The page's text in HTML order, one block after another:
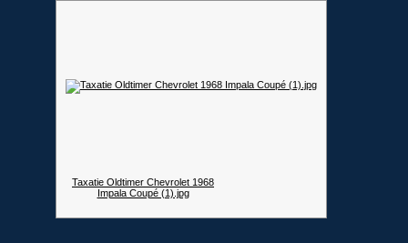
Taxatie Oldtimer Chevrolet 1968
Impala Coupé (1).jpg